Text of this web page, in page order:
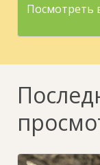
Посмотреть